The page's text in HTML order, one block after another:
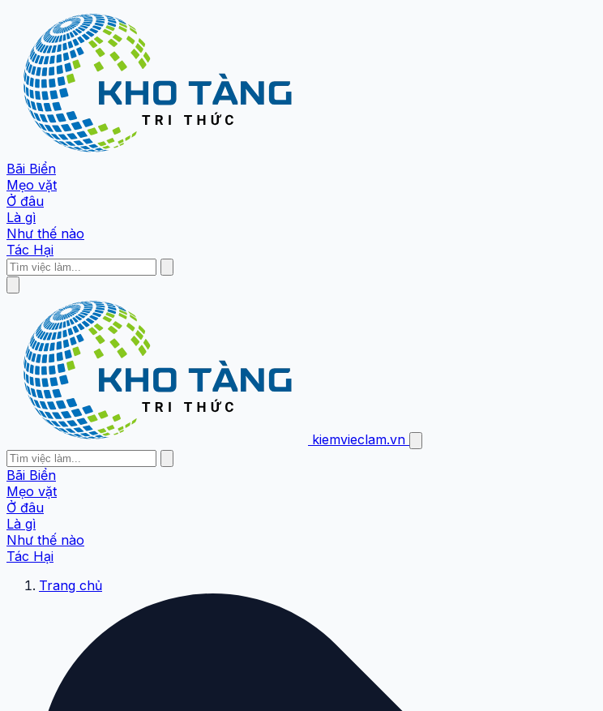
Bãi Biển
Mẹo vặt
Ở đâu
Là gì
Như thế nào
Tác Hại
kiemvieclam.vn
Bãi Biển
Mẹo vặt
Ở đâu
Là gì
Như thế nào
Tác Hại
Trang chủ